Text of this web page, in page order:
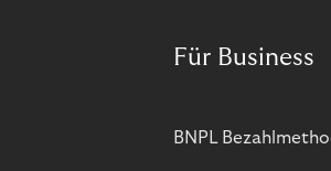
Für Business
BNPL